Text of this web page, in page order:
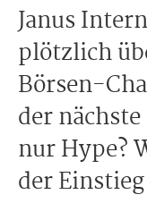
Janus
plötzlich
Börsen-
der
nur Hype?
der